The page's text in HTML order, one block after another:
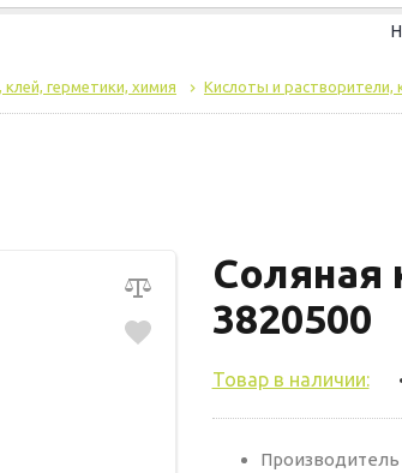
клей, герметики, химия Кислоты и растворители,
Соляная
3820500
Товар в наличии:
Производитель